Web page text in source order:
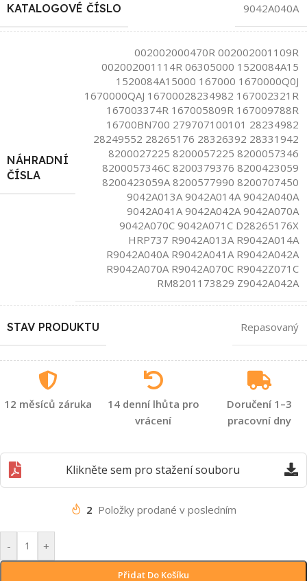
KATALOGOVÉ ČÍSLO 9042A040A
NÁHRADNÍ
ČÍSLA
002002000470R 002002001109R
002002001114R 06305000 1520084A15
1520084A15000 167000 1670000Q0J
1670000QAJ 16700028234982 167002321R
167003374R 167005809R 167009788R
16700BN700 279707100101 28234982
28249552 28265176 28326392 28331942
8200027225 8200057225 8200057346
8200057346C 8200379376 8200423059
8200423059A 8200577990 8200707450
9042A013A 9042A014A 9042A040A
9042A041A 9042A042A 9042A070A
9042A070C 9042A071C D28265176X
HRP737 R9042A013A R9042A014A
R9042A040A R9042A041A R9042A042A
R9042A070A R9042A070C R9042Z071C
RM8201173829 Z9042A042A
STAV PRODUKTU Repasovaný
12 měsíců záruka
14 denní lhůta pro
vrácení
Doručení 1–3
pracovní dny
Klikněte sem pro stažení souboru
2 Položky prodané v posledním
- +
Přidat Do Košíku